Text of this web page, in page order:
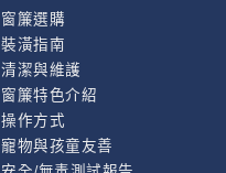
窗簾選購
裝潢指南
清潔與維護
窗簾特色介紹
操作方式
寵物與孩童友善